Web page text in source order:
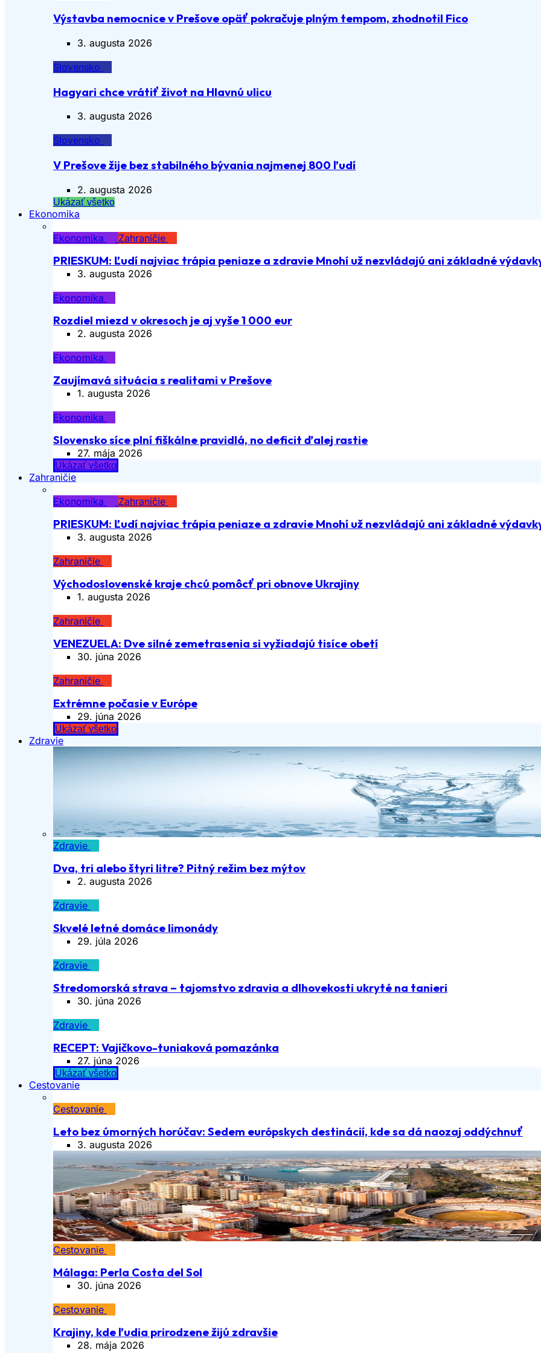
Výstavba nemocnice v Prešove opäť pokračuje plným tempom, zhodnotil Fico
3. augusta 2026
Slovensko
Hagyari chce vrátiť život na Hlavnú ulicu
3. augusta 2026
Slovensko
V Prešove žije bez stabilného bývania najmenej 800 ľudí
2. augusta 2026
Ukázať všetko
Ekonomika
Ekonomika
Zahraničie
PRIESKUM: Ľudí najviac trápia peniaze a zdravie Mnohí už nezvládajú ani základné
3. augusta 2026
Ekonomika
Rozdiel miezd v okresoch je aj vyše 1 000 eur
2. augusta 2026
Ekonomika
Zaujímavá situácia s realitami v Prešove
1. augusta 2026
Ekonomika
Slovensko síce plní fiškálne pravidlá, no deficit ďalej rastie
27. mája 2026
Ukázať všetko
Zahraničie
Ekonomika
Zahraničie
PRIESKUM: Ľudí najviac trápia peniaze a zdravie Mnohí už nezvládajú ani základné
3. augusta 2026
Zahraničie
Východoslovenské kraje chcú pomôcť pri obnove Ukrajiny
1. augusta 2026
Zahraničie
VENEZUELA: Dve silné zemetrasenia si vyžiadajú tisíce obetí
30. júna 2026
Zahraničie
Extrémne počasie v Európe
29. júna 2026
Ukázať všetko
Zdravie
Zdravie
Dva, tri alebo štyri litre? Pitný režim bez mýtov
2. augusta 2026
Zdravie
Skvelé letné domáce limonády
29. júla 2026
Zdravie
Stredomorská strava – tajomstvo zdravia a dlhovekosti ukryté na tanieri
30. júna 2026
Zdravie
RECEPT: Vajíčkovo-tuniaková pomazánka
27. júna 2026
Ukázať všetko
Cestovanie
Cestovanie
Leto bez úmorných horúčav: Sedem európskych destinácií, kde sa dá naozaj oddýchnuť
3. augusta 2026
Cestovanie
Málaga: Perla Costa del Sol
30. júna 2026
Cestovanie
Krajiny, kde ľudia prirodzene žijú zdravšie
28. mája 2026